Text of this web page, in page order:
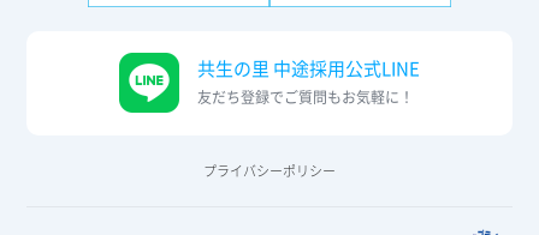
共生の里 中途採用公式LINE
友だち登録でご質問もお気軽に！
プライバシーポリシー